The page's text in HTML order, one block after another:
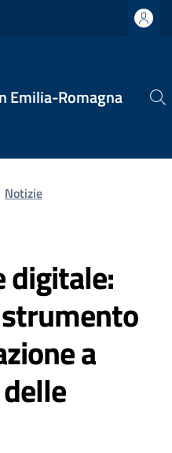
Emilia-Romagna
Notizie
digitale:
a